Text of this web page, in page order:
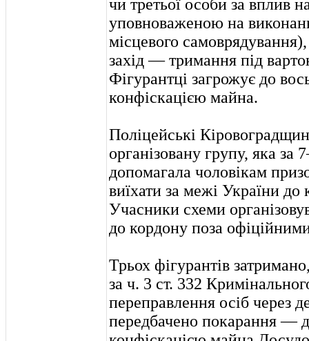
чи третьої особи за вплив
уповноваженою на
місцевого
захід — тримання під
Фігурантці загрожує до
конфіскацією майна.
Поліцейські
організовану групу, яка за
допомагала чоловікам
виїхати за межі України
Учасники схеми
до кордону поза
Трьох фігурантів
за ч. 3 ст. 332
переправлення осіб через
передбачено покарання —